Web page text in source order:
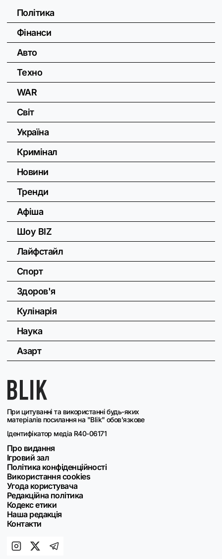
При цитуванні та використанні будь-яких
матеріалів посилання на "Blik" обов'язкове
Ідентифікатор медіа R40-06171
Про видання
Ігровий зал
Політика конфіденційності
Використання cookies
Угода користувача
Редакційна політика
Кодекс етики
Наша редакція
Контакти
Політика
Фінанси
Авто
Техно
WAR
Світ
Україна
Кримінал
Новини
Тренди
Афіша
Шоу BIZ
Лайфстайл
Спорт
Здоров'я
Кулінарія
Наука
Азарт